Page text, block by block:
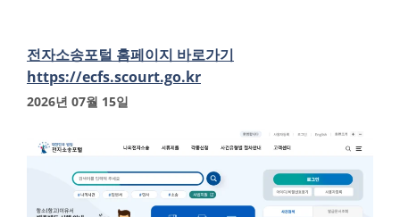
전자소송포털 홈페이지 바로가기
https://ecfs.scourt.go.kr
2026년 07월 15일